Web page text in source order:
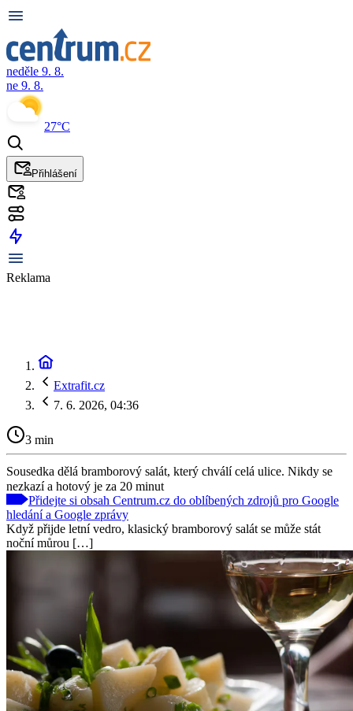
neděle 9. 8.
ne 9. 8.
27°C
Přihlášení
Reklama
Extrafit.cz
7. 6. 2026, 04:36
3 min
Sousedka dělá bramborový salát, který chválí celá ulice. Nikdy se
nezkazí a hotový je za 20 minut
Přidejte si obsah Centrum.cz do oblíbených zdrojů pro Google
hledání a Google zprávy
Když přijde letní vedro, klasický bramborový salát se může stát
noční můrou […]